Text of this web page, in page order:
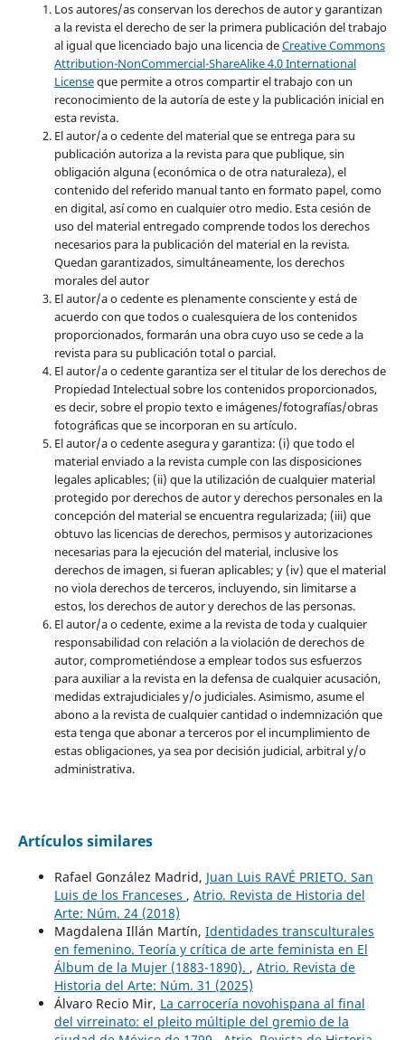
Los autores/as conservan los derechos de autor y garantizan
a la revista el derecho de ser la primera publicación del trabajo
al igual que licenciado bajo una licencia deCreative Commons
Attribution-NonCommercial-ShareAlike 4.0 International
Licenseque permite a otros compartir el trabajo con un
reconocimiento de la autoría de este y la publicación inicial en
esta revista.
El autor/a o cedente del material que se entrega para su
publicación autoriza a la revista para que publique, sin
obligación alguna (económica o de otra naturaleza), el
contenido del referido manual tanto en formato papel, como
en digital, así como en cualquier otro medio. Esta cesión de
uso del material entregado comprende todos los derechos
necesarios para la publicación del material en la revista.
Quedan garantizados, simultáneamente, los derechos
morales del autor
El autor/a o cedente es plenamente consciente y está de
acuerdo con que todos o cualesquiera de los contenidos
proporcionados, formarán una obra cuyo uso se cede a la
revista para su publicación total o parcial.
El autor/a o cedente garantiza ser el titular de los derechos de
Propiedad Intelectual sobre los contenidos proporcionados,
es decir, sobre el propio texto e imágenes/fotografías/obras
fotográficas que se incorporan en su artículo.
El autor/a o cedente asegura y garantiza: (i) que todo el
material enviado a la revista cumple con las disposiciones
legales aplicables; (ii) que la utilización de cualquier material
protegido por derechos de autor y derechos personales en la
concepción del material se encuentra regularizada; (iii) que
obtuvo las licencias de derechos, permisos y autorizaciones
necesarias para la ejecución del material, inclusive los
derechos de imagen, si fueran aplicables; y (iv) que el material
no viola derechos de terceros, incluyendo, sin limitarse a
estos, los derechos de autor y derechos de las personas.
El autor/a o cedente, exime a la revista de toda y cualquier
responsabilidad con relación a la violación de derechos de
autor, comprometiéndose a emplear todos sus esfuerzos
para auxiliar a la revista en la defensa de cualquier acusación,
medidas extrajudiciales y/o judiciales. Asimismo, asume el
abono a la revista de cualquier cantidad o indemnización que
esta tenga que abonar a terceros por el incumplimiento de
estas obligaciones, ya sea por decisión judicial, arbitral y/o
administrativa.
Artículos similares
Rafael González Madrid, Juan Luis RAVÉ PRIETO. San
Luis de los Franceses , Atrio. Revista de Historia del
Arte: Núm. 24 (2018)
Magdalena Illán Martín, Identidades transculturales
en femenino. Teoría y crítica de arte feminista en El
Álbum de la Mujer (1883-1890). , Atrio. Revista de
Historia del Arte: Núm. 31 (2025)
Álvaro Recio Mir, La carrocería novohispana al final
del virreinato: el pleito múltiple del gremio de la